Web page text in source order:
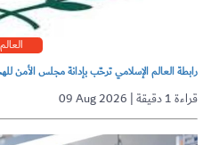
العالم
رابطة العالم الإسلامي ترحّب بإدانة مجلس الأمن
09 Aug 2026 | قراءة 1 دقيقة